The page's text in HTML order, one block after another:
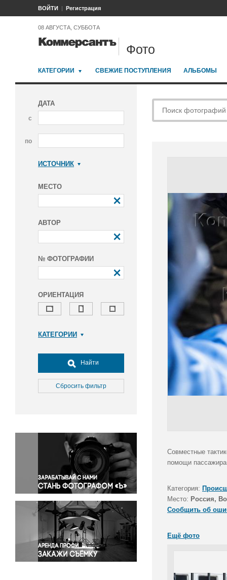
ВОЙТИ Регистрация
08 АВГУСТА, СУББОТА
Фото
КАТЕГОРИИ СВЕЖИЕ ПОСТУПЛЕНИЯ АЛЬБОМЫ
ДАТА
с
по
ИСТОЧНИК
МЕСТО
АВТОР
№ ФОТОГРАФИИ
ОРИЕНТАЦИЯ
КАТЕГОРИИ
Досуг, туризм и отдых
Культура
Медицина
Окружающая среда
Политика
Правосудие
Происшествия и конфликты
Религия
Светская жизнь
Спорт
Экология
Экономика и бизнес
Найти
Сбросить фильтр
Совместные
помощи
Категория:
Место: Россия,
Сообщить об
Ещё фото